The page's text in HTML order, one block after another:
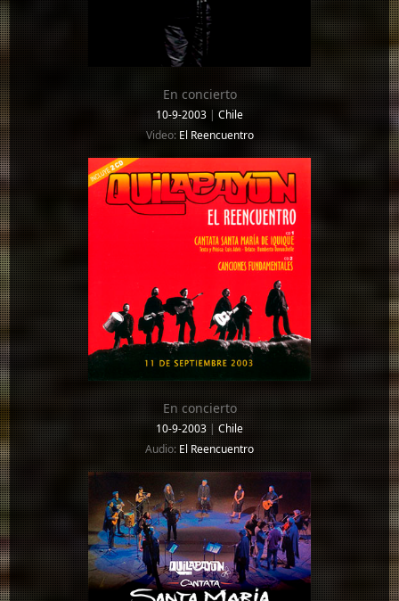
En concierto
10-9-2003 | Chile
Video: El Reencuentro
En concierto
10-9-2003|Chile
Audio: El Reencuentro